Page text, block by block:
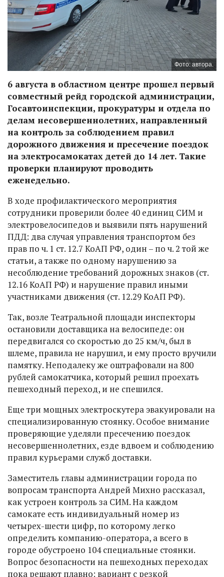
Фото: автора.
6 августа в областном центре прошел первый
совместный рейд городской администрации,
Госавтоинспекции, прокуратуры и отдела по
делам несовершеннолетних, направленный
на контроль за соблюдением правил
дорожного движения и пресечение поездок
на электросамокатах детей до 14 лет. Такие
проверки планируют проводить
еженедельно.
В ходе профилактического мероприятия
сотрудники проверили более 40 единиц СИМ и
электровелосипедов и выявили пять нарушений
ПДД: два случая управления транспортом без
прав по ч. 1 ст. 12.7 КоАП РФ, один – по ч. 2 той же
статьи, а также по одному нарушению за
несоблюдение требований дорожных знаков (ст.
12.16 КоАП РФ) и нарушение правил иными
участниками движения (ст. 12.29 КоАП РФ).
Так, возле Театральной площади инспекторы
остановили доставщика на велосипеде: он
передвигался со скоростью до 25 км/ч, был в
шлеме, правила не нарушил, и ему просто вручили
памятку. Неподалеку же оштрафовали на 800
рублей самокатчика, который решил проехать
пешеходный переход, и не спешился.
Еще три мощных электроскутера эвакуировали на
специализированную стоянку. Особое внимание
проверяющие уделяли пресечению поездок
несовершеннолетних, езде вдвоем и соблюдению
правил курьерами служб доставки.
Заместитель главы администрации города по
вопросам транспорта Андрей Михно рассказал,
как устроен контроль за СИМ. На каждом
самокате есть индивидуальный номер из
четырех-шести цифр, по которому легко
определить компанию-оператора, а всего в
городе обустроено 104 специальные стоянки.
Вопрос безопасности на пешеходных переходах
пока решают плавно: вариант с резкой